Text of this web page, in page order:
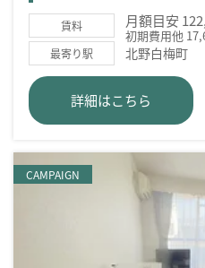
賃料 月額目安
初期費用他
最寄り駅 北野白梅町
詳細はこちら
CAMPAIGN